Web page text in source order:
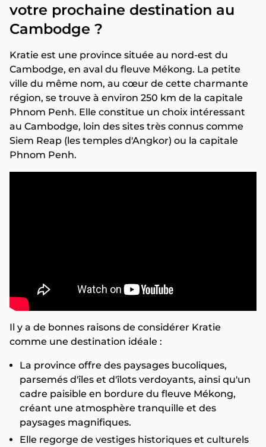
votre prochaine destination au
Cambodge ?
Kratie est une province située au nord-est du
Cambodge, en aval du fleuve Mékong. La petite
ville du même nom, au cœur de cette charmante
région, se trouve à environ 250 km de la capitale
Phnom Penh. Elle constitue un choix intéressant
au Cambodge, loin des sites très connus comme
Siem Reap (les temples d'Angkor) ou la capitale
Phnom Penh.
Il y a de bonnes raisons de considérer Kratie
comme une destination idéale :
La province offre des paysages bucoliques,
parsemés d'îles et d'îlots verdoyants, ainsi qu'un
cadre paisible en bordure du fleuve Mékong,
créant une atmosphère tranquille et des
paysages magnifiques.
Elle regorge de vestiges historiques et culturels